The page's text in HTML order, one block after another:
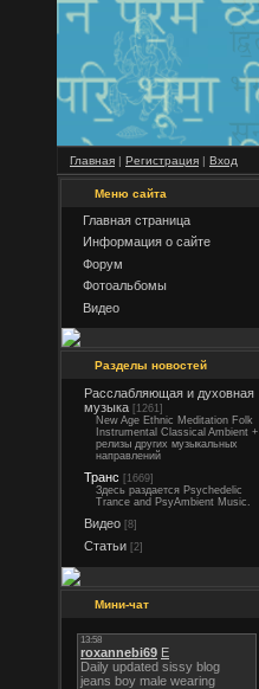
Главная | Регистрация | Вход
Меню сайта
Главная страница
Информация о сайте
Форум
Фотоальбомы
Видео
Разделы новостей
Расслабляющая и духовная
музыка [1261]
New Age Ethnic Meditation Folk
Instrumental Classical Ambient +
релизы других музыкальных
направлений
Транс [1669]
Здесь раздается Psychedelic
Trance and PsyAmbient Music.
Видео [8]
Статьи [2]
Мини-чат